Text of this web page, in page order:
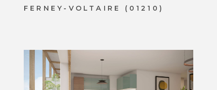
FERNEY-VOLTAIRE (01210)